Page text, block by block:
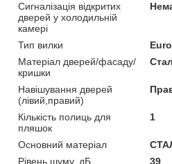
Сигналізація відкритих
дверей у холодильній
камері
Тип вилки
Euro
Матеріал дверей/фасаду/
кришки
Навішування дверей
(лівий,правий)
Кількість полиць для
пляшок
1
Основний матеріал
Рівень шуму, дБ
39